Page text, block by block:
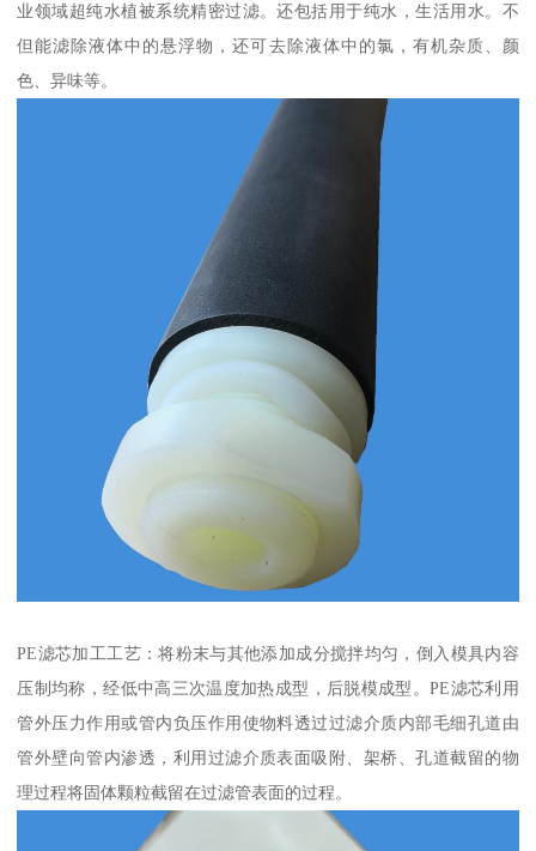
业领域超纯水植被系统精密过滤。还包括用于纯水，生活用水。不
但能滤除液体中的悬浮物，还可去除液体中的氯，有机杂质、颜
色、异味等。
PE滤芯加工工艺：将粉末与其他添加成分搅拌均匀，倒入模具内容
压制均称，经低中高三次温度加热成型，后脱模成型。PE滤芯利用
管外压力作用或管内负压作用使物料透过过滤介质内部毛细孔道由
管外壁向管内渗透，利用过滤介质表面吸附、架桥、孔道截留的物
理过程将固体颗粒截留在过滤管表面的过程。